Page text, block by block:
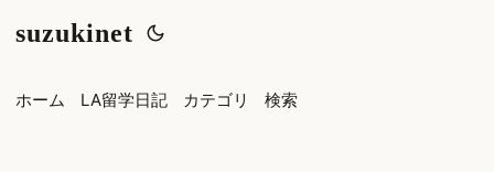
suzukinet
ホーム LA留学日記 カテゴリ 検索